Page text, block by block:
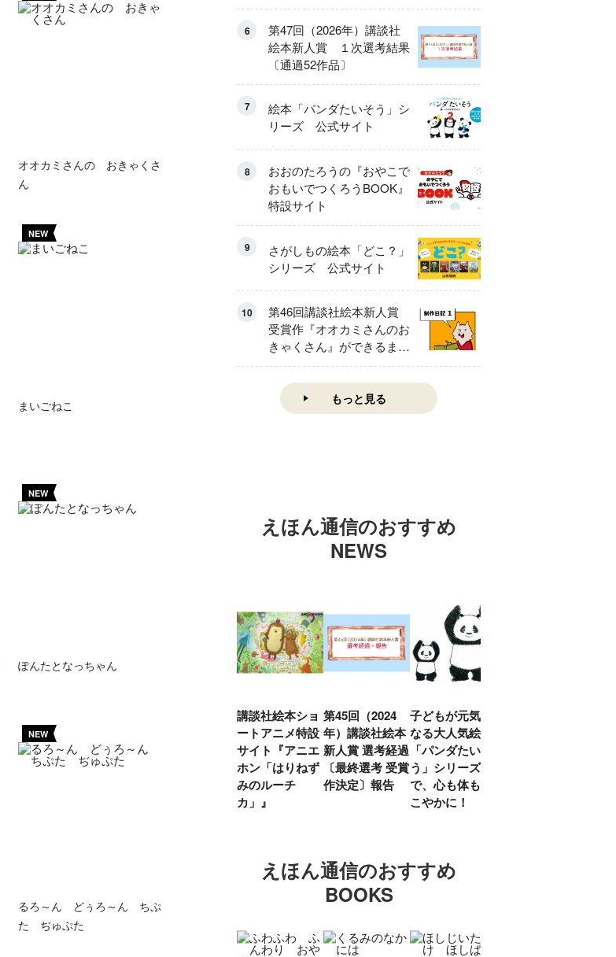
オオカミさんの おきゃくさ
ん
NEW
まいごねこ
NEW
ぽんたとなっちゃん
NEW
るろ～ん どぅろ～ん ちぷ
た ぢゅぷた
6
第47回（2026年）講談社
絵本新人賞 １次選考結果
〔通過52作品〕
7
絵本「パンダたいそう」シ
リーズ 公式サイト
8
おおのたろうの『おやこで
おもいでつくろうBOOK』
特設サイト
9
さがしもの絵本「どこ？」
シリーズ 公式サイト
10
第46回講談社絵本新人賞
受賞作『オオカミさんのお
きゃくさん』ができるまで
①
もっと見る
えほん通信のおすすめ
NEWS
講談社絵本ショ
ートアニメ特設
サイト『アニエ
ホン「はりねず
みのルーチ
カ」』
第45回（2024
年）講談社絵本
新人賞 選考経過
〔最終選考 受賞
作決定〕報告
子どもが元気に
なる大人気絵本
「パンダたいそ
う」シリーズ
で、心も体もす
こやかに！
えほん通信のおすすめ
BOOKS